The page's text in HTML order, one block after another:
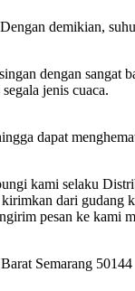
demikian,
dengan
jenis cuaca.
dapat
kami selaku
dari
pesan ke kami
Semarang 50144